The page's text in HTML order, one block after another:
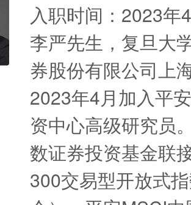
入职时间：2023年
李严先生，复旦大
券股份有限公司上
2023年4月加入平
资中心高级研究员
数证券投资基金联
300交易型开放式